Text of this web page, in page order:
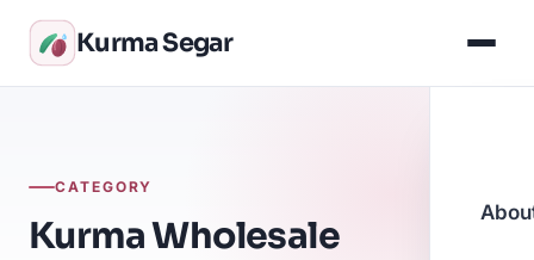
Kurma Segar
CATEGORY
Kurma Wholesale